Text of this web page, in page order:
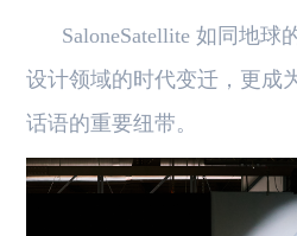
SaloneSatellite 如同地
设计领域的时代变迁，更成
话语的重要纽带。